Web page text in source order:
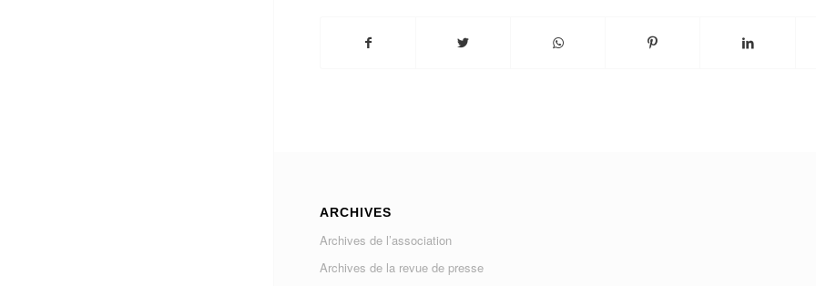
ARCHIVES
Archives de l’association
Archives de la revue de presse